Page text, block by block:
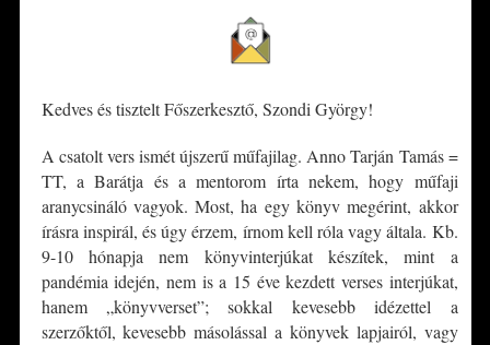
Kedves és tisztelt Főszerkesztő, Szondi György!
A csatolt vers ismét újszerű műfajilag. Anno Tarján Tamás =
TT, a Barátja és a mentorom írta nekem, hogy műfaji
aranycsináló vagyok. Most, ha egy könyv megérint, akkor
írásra inspirál, és úgy érzem, írnom kell róla vagy általa. Kb.
9-10 hónapja nem könyvinterjúkat készítek, mint a
pandémia idején, nem is a 15 éve kezdett verses interjúkat,
hanem „könyvverset”; sokkal kevesebb idézettel a
szerzőktől, kevesebb másolással a könyvek lapjairól, vagy